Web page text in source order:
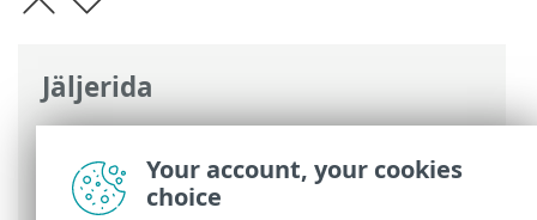
Jäljerida
ESET-i veebispikker>ESET Endpoint
Antivirus
>Täpsem häälestus> Kontrollid
Seadme kontroll > Jõudeoleku kontroll
Your account, your cookies
choice